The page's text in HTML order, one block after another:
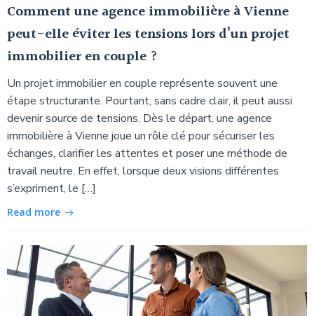
Comment une agence immobilière à Vienne
peut-elle éviter les tensions lors d’un projet
immobilier en couple ?
Un projet immobilier en couple représente souvent une
étape structurante. Pourtant, sans cadre clair, il peut aussi
devenir source de tensions. Dès le départ, une agence
immobilière à Vienne joue un rôle clé pour sécuriser les
échanges, clarifier les attentes et poser une méthode de
travail neutre. En effet, lorsque deux visions différentes
s’expriment, le […]
Read more